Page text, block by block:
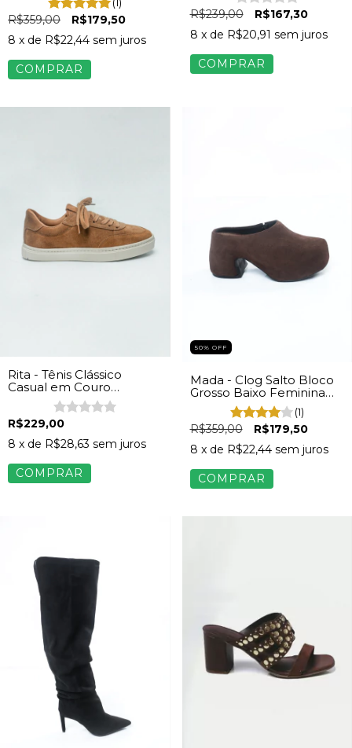
(1)
R$359,00
R$179,50
8 x de R$22,44 sem juros
COMPRAR
R$239,00
R$167,30
8 x de R$20,91 sem juros
COMPRAR
Rita - Tênis Clássico
Casual em Couro
Camurça Caramelo
R$229,00
8 x de R$28,63 sem juros
COMPRAR
50% OFF
Mada - Clog Salto Bloco
Grosso Baixo Feminina
Camurça Marrom(1)
R$359,00
R$179,50
8 x de R$22,44 sem juros
COMPRAR